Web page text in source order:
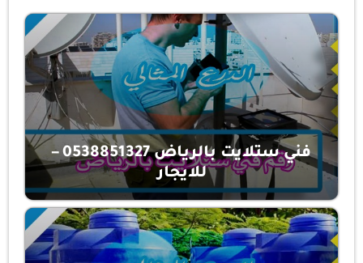
فني ستلايت بالرياض 0538851327 –
للايجار